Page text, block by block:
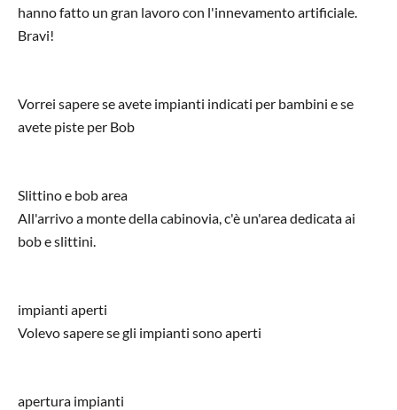
hanno fatto un gran lavoro con l'innevamento artificiale.
Bravi!
Vorrei sapere se avete impianti indicati per bambini e se
avete piste per Bob
Slittino e bob area
All'arrivo a monte della cabinovia, c'è un'area dedicata ai
bob e slittini.
impianti aperti
Volevo sapere se gli impianti sono aperti
apertura impianti